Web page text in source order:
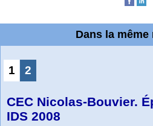
Dans la
1 2
CEC Nicolas-Bouvier.
IDS 2008